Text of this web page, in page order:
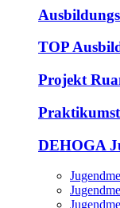
TOP
Projekt
DEHOGA